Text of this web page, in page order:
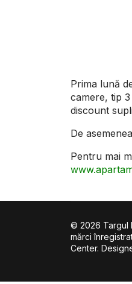
Prima lună
camere, tip
discount
De
Pentru mai
© 2026 Targul
mărci
Center.